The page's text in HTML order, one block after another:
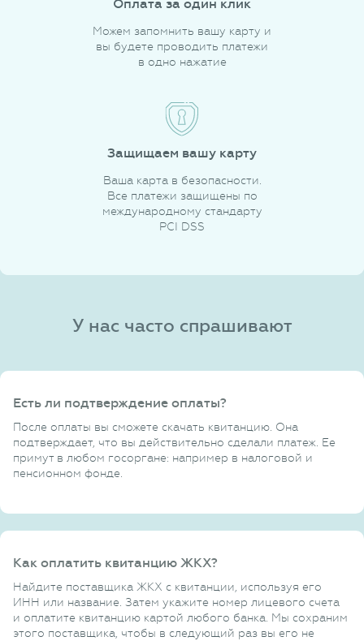
Оплата за один клик
Можем запомнить вашу карту и
вы будете проводить платежи
в одно нажатие
Защищаем вашу карту
Ваша карта в безопасности.
Все платежи защищены по
международному стандарту
PCI DSS
У нас часто спрашивают
Есть ли подтверждение оплаты?
После оплаты вы сможете скачать квитанцию. Она
подтверждает, что вы действительно сделали платеж. Ее
примут в любом госоргане: например в налоговой и
пенсионном фонде.
Как оплатить квитанцию ЖКХ?
Найдите поставщика ЖКХ с квитанции, используя его
ИНН или название. Затем укажите номер лицевого счета
и оплатите квитанцию картой любого банка. Мы сохраним
этого поставщика, чтобы в следующий раз вы его не